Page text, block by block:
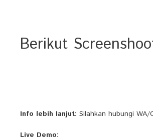
Berikut
Info lebih lanjut: Silahkan hubungi WA/
Live Demo: